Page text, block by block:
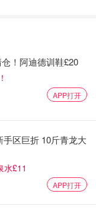
（冲剂） 两种，
Breathe Easy），
小伙伴们都建议喝
国感冒第一销售品
！阿迪德训鞋£20
APP打开
区巨折 10斤青龙大
水£11
APP打开